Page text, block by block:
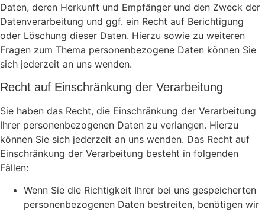
Daten, deren Herkunft und Empfänger und den Zweck der
Datenverarbeitung und ggf. ein Recht auf Berichtigung
oder Löschung dieser Daten. Hierzu sowie zu weiteren
Fragen zum Thema personenbezogene Daten können Sie
sich jederzeit an uns wenden.
Recht auf Einschränkung der Verarbeitung
Sie haben das Recht, die Einschränkung der Verarbeitung
Ihrer personenbezogenen Daten zu verlangen. Hierzu
können Sie sich jederzeit an uns wenden. Das Recht auf
Einschränkung der Verarbeitung besteht in folgenden
Fällen:
Wenn Sie die Richtigkeit Ihrer bei uns gespeicherten
personenbezogenen Daten bestreiten, benötigen wir